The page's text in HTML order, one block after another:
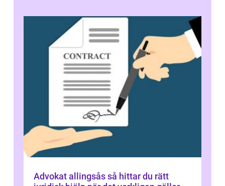
Advokat allingsås så hittar du rätt